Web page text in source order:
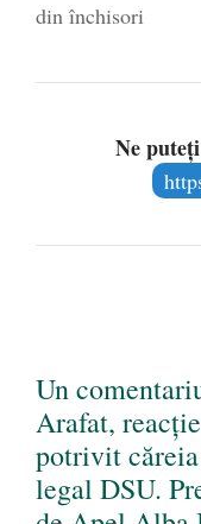
din închisori
Ne
Un
Arafat,
potrivit
legal DSU.